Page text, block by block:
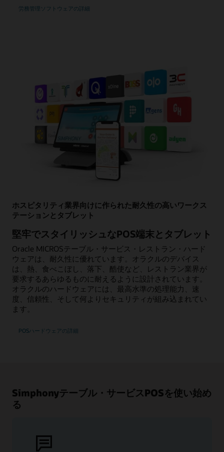
労務管理ソフトウェアの詳細
ホスピタリティ業界向けに作られた耐久性の高いワークス
テーションとタブレット
堅牢でスタイリッシュなPOS端末とタブレット
Oracle MICROSテーブル・サービス・レストラン・ハード
ウェアは、耐久性に優れています。オラクルのデバイス
は、熱、食べこぼし、落下、酷使など、レストラン業界が
要求するあらゆるものに耐えるように設計されています。
オラクルのハードウェアには、最高水準の処理能力、速
度、信頼性、そして何よりセキュリティが組み込まれてい
ます。
POSハードウェアの詳細
Simphonyテーブル・サービスPOSを使い始め
る